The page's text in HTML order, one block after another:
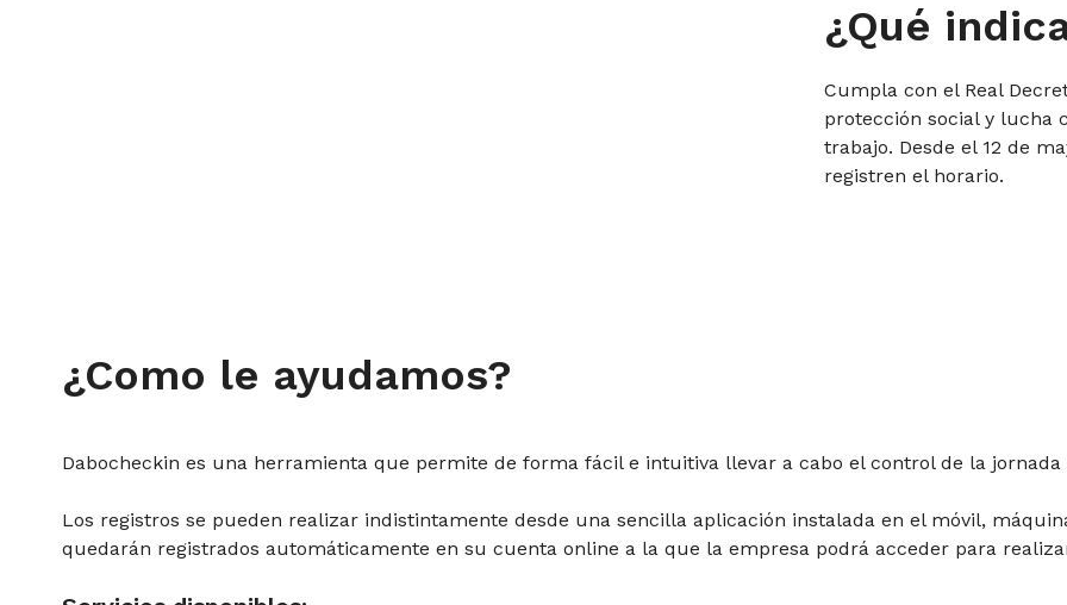
¿Qué
Cumpla con el Real
protección social y lucha
trabajo. Desde el 12 de
registren el horario.
¿Como le ayudamos?
Dabocheckin es una herramienta que permite de forma fácil e intuitiva llevar a cabo el control de la jornada
Los registros se pueden realizar indistintamente desde una sencilla aplicación instalada en el móvil,
quedarán registrados automáticamente en su cuenta online a la que la empresa podrá acceder para